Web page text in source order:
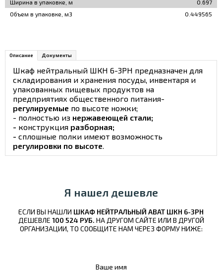
Ширина в упаковке, м
0.697
Объем в упаковке, м3
0.449565
Описание Документы
Шкаф нейтральный ШКН 6-3РН предназначен для
складирования и хранения посуды, инвентаря и
упакованных пищевых продуктов на
предприятиях общественного питания-
регулируемые по высоте ножки;
- полностью из нержавеющей стали;
- конструкция разборная;
- сплошные полки имеют возможность
регулировки по высоте.
Я нашел дешевле
ЕСЛИ ВЫ НАШЛИ ШКАФ НЕЙТРАЛЬНЫЙ ABAT ШКН 6-3РН
ДЕШЕВЛЕ 100 524 РУБ. НА ДРУГОМ САЙТЕ ИЛИ В ДРУГОЙ
ОРГАНИЗАЦИИ, ТО СООБЩИТЕ НАМ ЧЕРЕЗ ФОРМУ НИЖЕ:
Ваше имя